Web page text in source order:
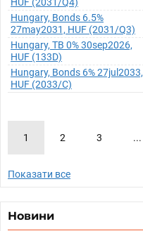
Hungary, Bonds 6.5%
27may2031, HUF (2031/Q3)
Hungary, TB 0% 30sep2026,
HUF (133D)
Hungary, Bonds 6% 27jul2033,
HUF (2033/C)
1 2 3 ...
Показати все
Новини